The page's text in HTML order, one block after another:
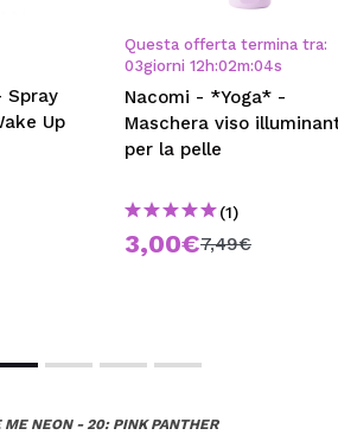
Spray
Up
Questa offerta termina tra:
03giorni 12 h:02m:04s
Nacomi - *Yoga* -
Maschera viso
per la pelle
(1)
3,00€7,49€
NEON - 20: PINK PANTHER